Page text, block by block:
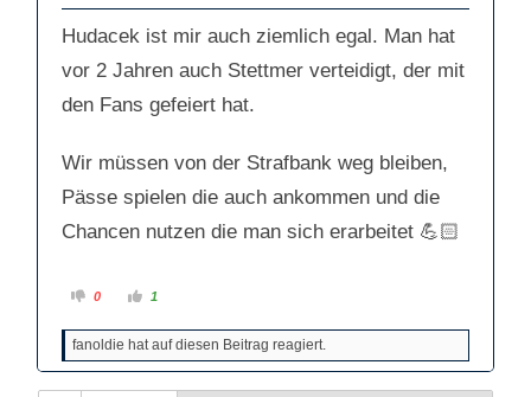
a
h
n
t
n
a
c
h
b
e
.
Hudacek ist mir auch ziemlich egal. Man hat
vor 2 Jahren auch Stettmer verteidigt, der mit
den Fans gefeiert hat.
Wir müssen von der Strafbank weg bleiben,
Pässe spielen die auch ankommen und die
Chancen nutzen die man sich erarbeitet 💪🏻
A
l
i
c
k
0
A
l
i
c
k
1
fanoldie hat auf diesen Beitrag reagiert.